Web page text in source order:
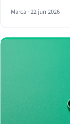
por elegirte: Kantar
significativamente
38% más.
Marca · 22 jun 2026